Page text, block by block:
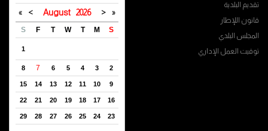
تقديم البلدية
قانون اللإطار
المجلس البلدي
توقيت العمل الإداري
«
<
August 2026
>
»
S
M
T
W
T
F
S
1
2
3
4
5
6
7
8
9
10
11
12
13
14
15
16
17
18
19
20
21
22
23
24
25
26
27
28
29